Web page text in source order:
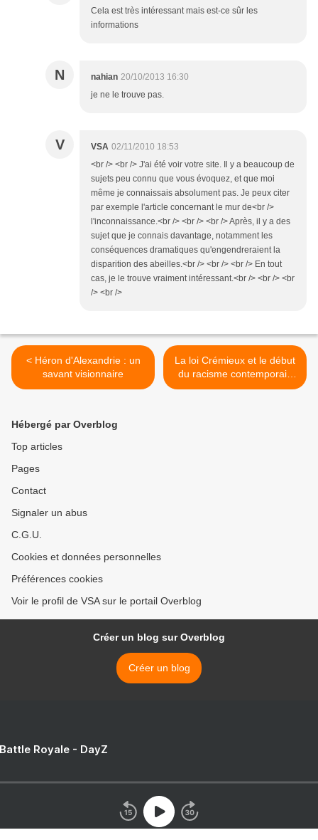
Cela est très intéressant mais est-ce sûr les
informations
N nahian 20/10/2013 16:30
je ne le trouve pas.
V VSA 02/11/2010 18:53
<br /> <br /> J'ai été voir votre site. Il y a beaucoup de
sujets peu connu que vous évoquez, et que moi
même je connaissais absolument pas. Je peux citer
par exemple l'article concernant le mur de<br />
l'inconnaissance.<br /> <br /> <br /> Après, il y a des
sujet que je connais davantage, notamment les
conséquences dramatiques qu'engendreraient la
disparition des abeilles.<br /> <br /> <br /> En tout
cas, je le trouve vraiment intéressant.<br /> <br /> <br
/> <br />
< Héron d'Alexandrie : un
savant visionnaire
La loi Crémieux et le début
du racisme contemporain
en France >
Hébergé par Overblog
Top articles
Pages
Contact
Signaler un abus
C.G.U.
Cookies et données personnelles
Préférences cookies
Voir le profil de VSA sur le portail Overblog
Créer un blog sur Overblog
Créer un blog
Royale - DayZ